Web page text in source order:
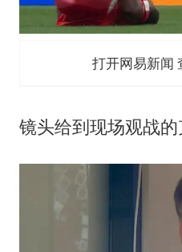
打开网易新闻
镜头给到现场观战